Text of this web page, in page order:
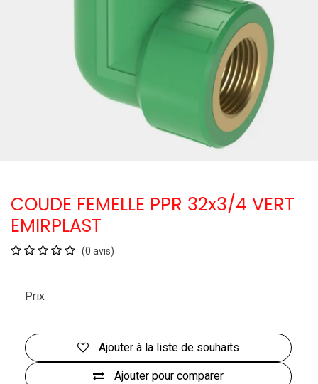
COUDE FEMELLE PPR 32x3/4 VERT
EMIRPLAST
(0 avis)
Ajouter pour comparer
Ajouter à la liste de souhaits
Prix